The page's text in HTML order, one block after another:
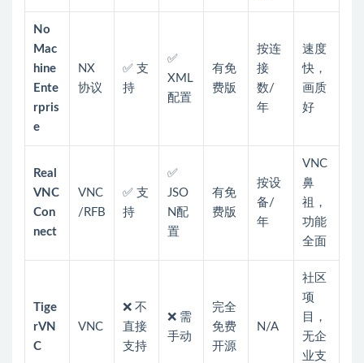
No
Mac
hine
Ente
rpris
e
NX
协议
✅ 支
持
✅
XML
配置
有免
费版
按连
接
数/
年
速度
快，
画质
好
Real
VNC
Con
nect
VNC
/RFB
✅ 支
持
✅
JSO
N配
置
有免
费版
按设
备/
年
VNC
鼻
祖，
功能
全面
Tige
rVN
C
VNC
❌ 不
直接
支持
❌ 需
手动
完全
免费
开源
N/A
社区
项
目，
无企
业支